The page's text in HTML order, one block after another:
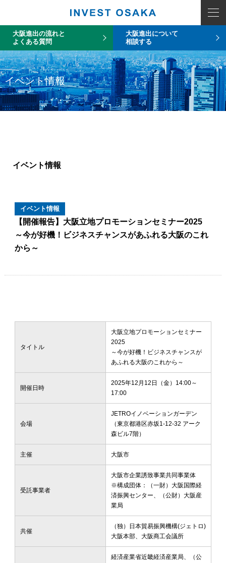
大阪進出の流れと
よくある質問
大阪進出について
相談する
イベント情報
イベント情報
イベント情報
【開催報告】大阪立地プロモーションセミナー2025
～今が好機！ビジネスチャンスがあふれる大阪のこれ
から～
タイトル
大阪立地プロモーションセミナー
2025
～今が好機！ビジネスチャンスが
あふれる大阪のこれから～
開催日時
2025年12月12日（金）14:00～
17:00
会場
JETROイノベーションガーデン
（東京都港区赤坂1-12-32 アーク
森ビル7階）
主催 大阪市
受託事業者
大阪市企業誘致事業共同事業体
※構成団体：（一財）大阪国際経
済振興センター、（公財）大阪産
業局
共催
（独）日本貿易振興機構(ジェトロ)
大阪本部、大阪商工会議所
経済産業省近畿経済産業局、（公